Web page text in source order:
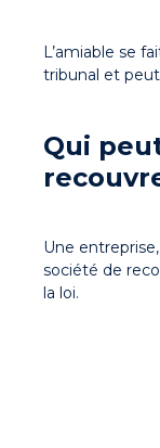
L’amiable se
tribunal et
Qui
Une
société de
la loi.